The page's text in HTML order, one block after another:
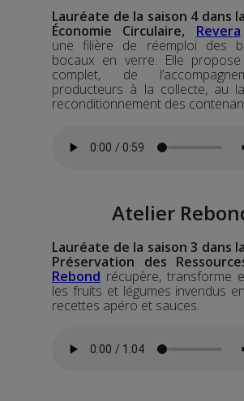
Lauréate de la saison 4 dans
Économie Circulaire, Revera
une filière de réemploi des
bocaux en verre. Elle
complet, de
producteurs à la collecte, au
reconditionnement des
Atelier
Lauréate de la saison 3 dans
Préservation des
Rebond récupère, transforme
les fruits et légumes invendus
recettes apéro et sauces.